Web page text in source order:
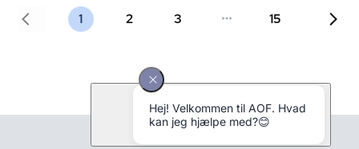
1 2 3 15